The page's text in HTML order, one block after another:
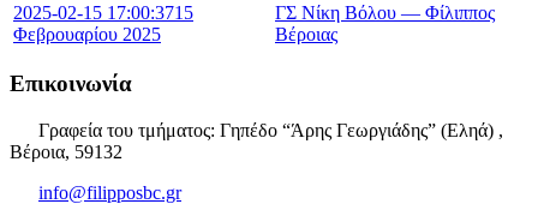
2025-02-15 17:00:3715
Φεβρουαρίου 2025
ΓΣ Νίκη Βόλου — Φίλιππος
Βέροιας
Επικοινωνία
Γραφεία του τμήματος: Γηπέδο “Άρης Γεωργιάδης” (Εληά) ,
Βέροια, 59132
info@filipposbc.gr